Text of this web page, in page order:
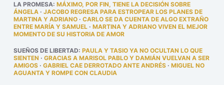
LA PROMESA: MÁXIMO, POR FIN, TIENE LA DECISIÓN SOBRE
ÁNGELA· JACOBO REGRESA PARA ESTROPEAR LOS PLANES DE
MARTINA Y ADRIANO· CARLO SE DA CUENTA DE ALGO EXTRAÑO
ENTRE MARÍA Y SAMUEL· MARTINA Y ADRIANO VIVEN EL MEJOR
MOMENTO DE SU HISTORIA DE AMOR
SUEÑOS DE LIBERTAD: PAULA Y TASIO YA NO OCULTAN LO QUE
SIENTEN · GRACIAS A MARISOL PABLO Y DAMIÁN VUELVAN A SER
AMIGOS· GABRIEL CAE DERROTADO ANTE ANDRÉS· MIGUEL NO
AGUANTA Y ROMPE CON CLAUDIA